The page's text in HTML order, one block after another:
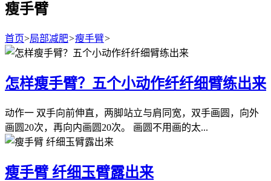
瘦手臂
首页>局部减肥>瘦手臂>
怎样瘦手臂？五个小动作纤纤细臂练出来
动作一 双手向前伸直，两脚站立与肩同宽，双手画圆，向外
画圆20次，再向内画圆20次。 画圆不用画的太...
瘦手臂 纤细玉臂露出来